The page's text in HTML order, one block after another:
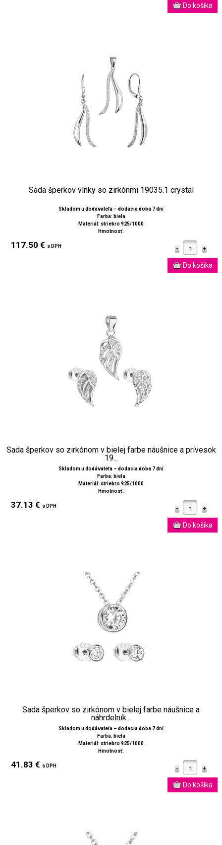
Sada šperkov vlnky so zirkónmi 19035.1 crystal
Skladom u dodávateľa – dodacia doba 7 dní
Farba: biela
Materiál: striebro 925/1000
Hmotnosť:
117.50 € s DPH
Sada šperkov so zirkónom v bielej farbe náušnice a prívesok
19...
Skladom u dodávateľa – dodacia doba 7 dní
Farba: biela
Materiál: striebro 925/1000
Hmotnosť:
37.13 € s DPH
Sada šperkov so zirkónom v bielej farbe náušnice a
náhrdelník...
Skladom u dodávateľa – dodacia doba 7 dní
Farba: biela
Materiál: striebro 925/1000
Hmotnosť:
41.83 € s DPH